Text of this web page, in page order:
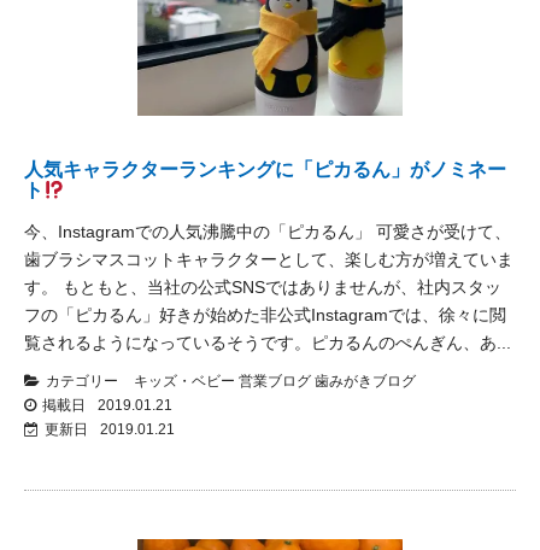
人気キャラクターランキングに「ピカるん」がノミネー
ト
今、Instagramでの人気沸騰中の「ピカるん」 可愛さが受けて、
歯ブラシマスコットキャラクターとして、楽しむ方が増えていま
す。 もともと、当社の公式SNSではありませんが、社内スタッ
フの「ピカるん」好きが始めた非公式Instagramでは、徐々に閲
覧されるようになっているそうです。ピカるんのぺんぎん、あ...
カテゴリー キッズ・ベビー 営業ブログ 歯みがきブログ
掲載日
2019.01.21
更新日
2019.01.21